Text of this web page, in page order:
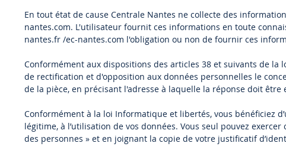
En tout état de cause Centrale Nantes ne collecte des
nantes.com. L'utilisateur fournit ces informations en toute
nantes.fr /ec-nantes.com l'obligation ou non de fournir ces
Conformément aux dispositions des articles 38 et suivants de
de rectification et d'opposition aux données personnelles le
de la pièce, en précisant l'adresse à laquelle la réponse doit être
Conformément à la loi Informatique et libertés, vous bénéficiez
légitime, à l’utilisation de vos données. Vous seul pouvez
des personnes » et en joignant la copie de votre justificatif